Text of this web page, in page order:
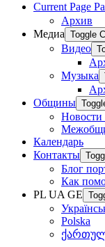
Current Page
Архив
Медиа Toggle
Видео
Музыка
Общины
Календарь
Контакты
Блог
Как
PL UA GE
Polska